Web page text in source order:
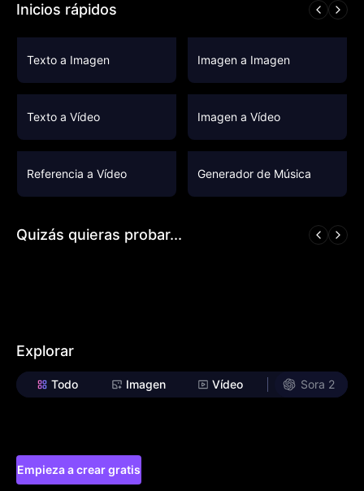
Inicios rápidos
Texto a Imagen Imagen a Imagen
Texto a Vídeo Imagen a Vídeo
Referencia a Vídeo Generador de Música
Quizás quieras probar...
Explorar
Todo Imagen Vídeo Sora 2
Empieza a crear gratis